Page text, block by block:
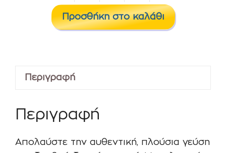
Mini
Προσθήκη στο καλάθι
Περιγραφή
Περιγραφή
Απολαύστε την αυθεντική, πλούσια γεύση